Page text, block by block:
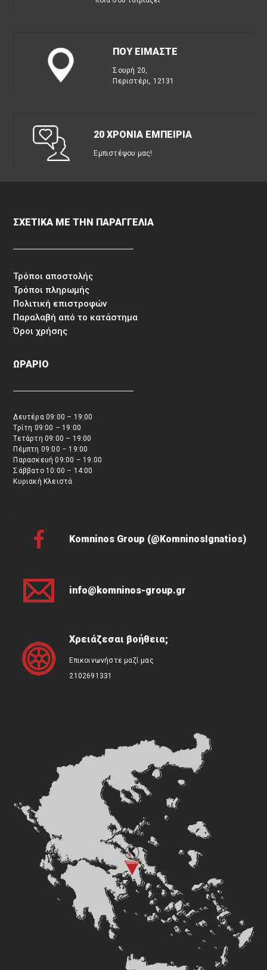
ΠΟΥ ΕΙΜΑΣΤΕ
Σουρή 20,
Περιστέρι, 12131
20 ΧΡΟΝΙΑ ΕΜΠΕΙΡΙΑ
Εμπιστέψου μας!
ΣΧΕΤΙΚΑ ΜΕ ΤΗΝ ΠΑΡΑΓΓΕΛΙΑ
Τρόποι αποστολής
Τρόποι πληρωμής
Πολιτική επιστροφών
Παραλαβή από το κατάστημα
Όροι χρήσης
ΩΡΑΡΙΟ
Δευτέρα 09:00 – 19:00
Τρίτη 09:00 – 19:00
Τετάρτη 09:00 – 19:00
Πέμπτη 09:00 – 19:00
Παρασκευή 09:00 – 19:00
Σάββατο 10:00 – 14:00
Κυριακή Κλειστά
Komninos Group (@KomninosIgnatios)
info@komninos-group.gr
Χρειάζεσαι βοήθεια;
Επικοινωνήστε μαζί μας
2102691331